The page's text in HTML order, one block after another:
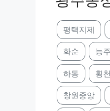
평택지제
화순 능주
하동 횡천
창원중앙